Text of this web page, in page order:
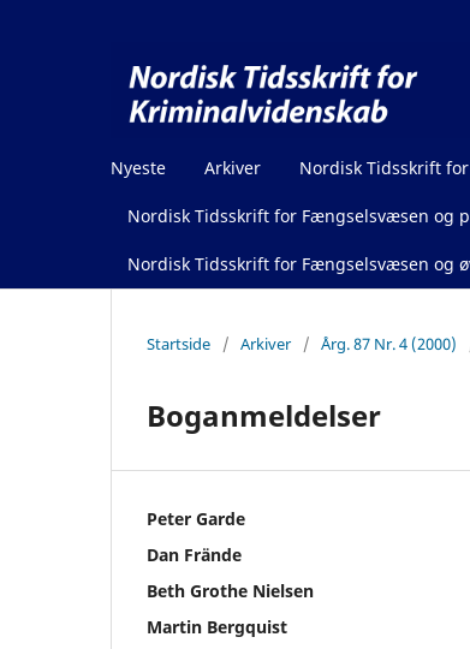
Nyeste Arkiver Nordisk Tidsskrift
Nordisk Tidsskrift for Fængselsvæsen og
Nordisk Tidsskrift for Fængselsvæsen og
Startside / Arkiver / Årg. 87 Nr. 4 (2000)
Boganmeldelser
Peter Garde
Dan Frände
Beth Grothe Nielsen
Martin Bergquist